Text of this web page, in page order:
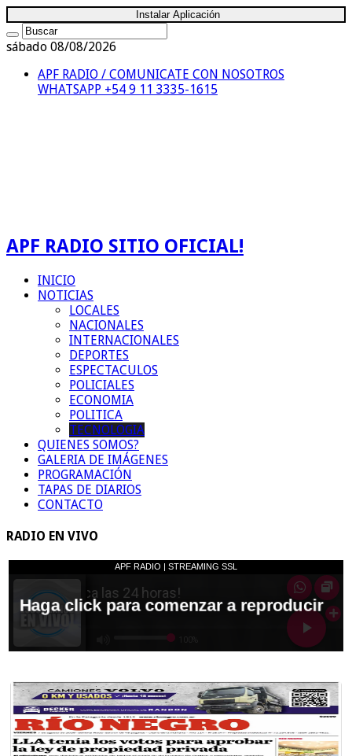
Instalar Aplicación
sábado 08/08/2026
APF RADIO / COMUNICATE CON NOSOTROS
WHATSAPP +54 9 11 3335-1615
APF RADIO SITIO OFICIAL!
INICIO
NOTICIAS
LOCALES
NACIONALES
INTERNACIONALES
DEPORTES
ESPECTACULOS
POLICIALES
ECONOMIA
POLITICA
TECNOLOGIA
QUIENES SOMOS?
GALERIA DE IMÁGENES
PROGRAMACIÓN
TAPAS DE DIARIOS
CONTACTO
RADIO EN VIVO